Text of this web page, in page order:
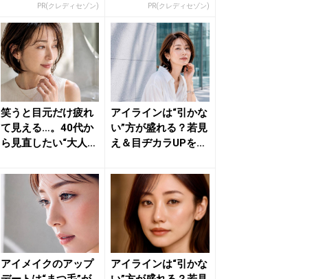
率最大1.125%PR(クレディセゾン)
カード」PR(クレディセゾン)
笑うと目元だけ疲れ
て見える…。40代か
ら見直したい“大人ア
...
アイラインは“引かな
い”方が盛れる？若見
え＆目ヂカラUPを叶
ク...
アイメイクのアップ
アイラインは“引かな